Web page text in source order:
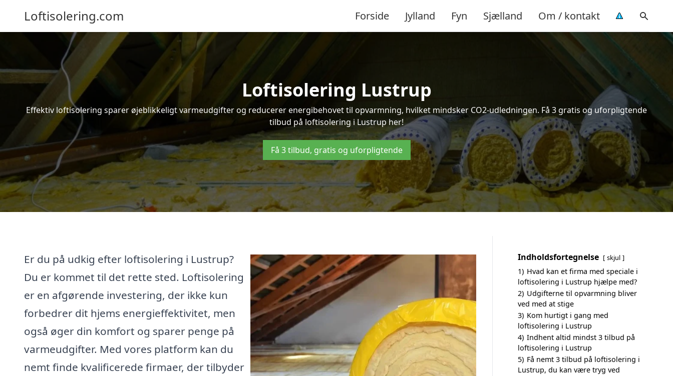
Loftisolering.com Forside Jylland Fyn Sjælland Om / kontakt
Loftisolering Lustrup
Effektiv loftisolering sparer øjeblikkeligt varmeudgifter og reducerer energibehovet til opvarmning, hvilket mindsker CO2-udledningen. Få 3 gratis og uforpligtende
tilbud på loftisolering i Lustrup her!
Få 3 tilbud, gratis og uforpligtende
Er du på udkig efter loftisolering i Lustrup?
Du er kommet til det rette sted. Loftisolering
er en afgørende investering, der ikke kun
forbedrer dit hjems energieffektivitet, men
også øger din komfort og sparer penge på
varmeudgifter. Med vores platform kan du
nemt finde kvalificerede firmaer, der tilbyder
Indholdsfortegnelse skjul
1) Hvad kan et firma med speciale i
loftisolering i Lustrup hjælpe med?
2) Udgifterne til opvarmning bliver
ved med at stige
3) Kom hurtigt i gang med
loftisolering i Lustrup
4) Indhent altid mindst 3 tilbud på
loftisolering i Lustrup
5) Få nemt 3 tilbud på loftisolering i
Lustrup, du kan være tryg ved